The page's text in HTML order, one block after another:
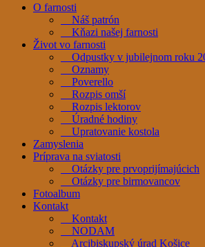
O farnosti
Náš patrón
Kňazi našej farnosti
Život vo farnosti
Odpustky v jubilejnom roku
Oznamy
Poverello
Rozpis omší
Rozpis lektorov
Úradné hodiny
Upratovanie kostola
Zamyslenia
Príprava na sviatosti
Otázky pre prvoprijímajúcich
Otázky pre birmovancov
Fotoalbum
Kontakt
Kontakt
NODAM
Arcibiskupský úrad Košice